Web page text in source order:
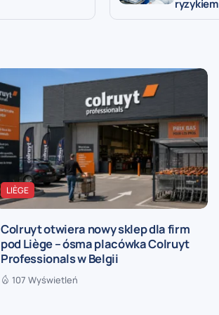
ryzykiem
LIÈGE
Colruyt otwiera nowy sklep dla firm
pod Liège – ósma placówka Colruyt
Professionals w Belgii
107 Wyświetleń